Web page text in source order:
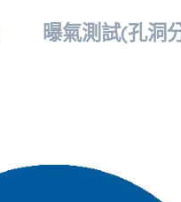
曝氣測試(孔洞